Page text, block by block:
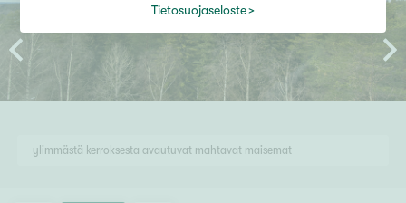
ylimmästä kerroksesta avautuvat mahtavat maisemat
Tietosuojaseloste